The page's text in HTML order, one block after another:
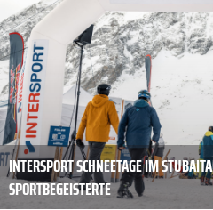
INTERSPORT SCHNEETAGE IM
SPORTBEGEISTERTE